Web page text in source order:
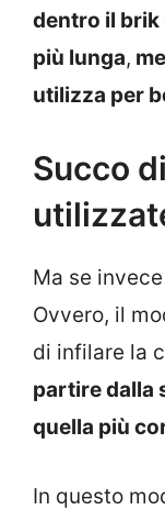
dentro il brik
più lunga,
utilizza per
Succo
Ma se
Ovvero, il
di infilare la
partire dalla
quella più
In questo